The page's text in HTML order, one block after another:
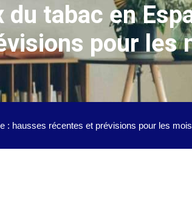
tabac en
pour les
: hausses récentes et prévisions pour les